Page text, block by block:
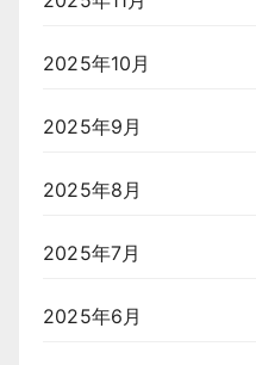
2025年10月
2025年9月
2025年8月
2025年7月
2025年6月